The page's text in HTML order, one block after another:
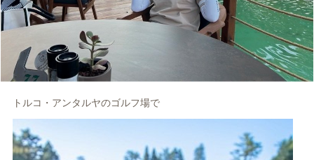
トルコ・アンタルヤのゴルフ場で